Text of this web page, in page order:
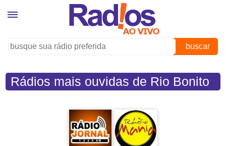
buscar
Rádios mais ouvidas de Rio Bonito